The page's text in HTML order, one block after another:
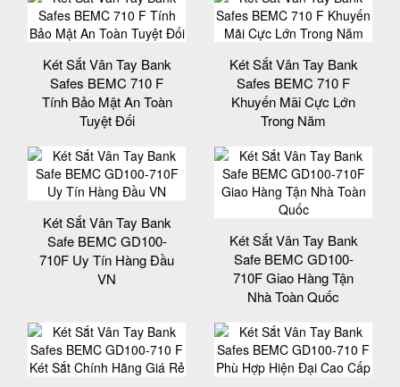
Két Sắt Vân Tay Bank
Safes BEMC 710 F
Tính Bảo Mật An Toàn
Tuyệt Đối
Két Sắt Vân Tay Bank
Safes BEMC 710 F
Khuyến Mãi Cực Lớn
Trong Năm
Két Sắt Vân Tay Bank
Safe BEMC GD100-
710F Uy Tín Hàng Đầu
VN
Két Sắt Vân Tay Bank
Safe BEMC GD100-
710F Giao Hàng Tận
Nhà Toàn Quốc